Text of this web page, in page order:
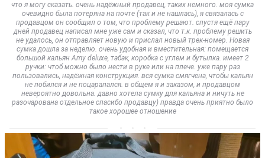
что я могу сказать. очень надёжный продавец, таких немного. моя сумка
очевидно была потеряна на почте (так и не нашлась), я связалась с
продавцом он сообщил о том, что проблему решают. спустя ещё пару
дней продавец написал мне уже сам и сказал, что т.к. проблему решить
не удалось, он отправляет новую и прислал новый трек-номер. Новая
сумка дошла за неделю. очень удобная и вместительная: помещается
большой кальян Amy deluxe, табак, коробка с углем и бутылка. имеет 2
ручки: чтоб можно было нести в руке или на плече. уже пару раз
пользовались, надёжная конструкция. вся сумка смягчена, чтобы кальян
не побился и не поцарапался. в общем я и заказом, и продавцом
невероятно довольна. давно хотела сумку для кальяна и ничуть не
разочарована отдельное спасибо продавцу) правда очень приятно было
такое хорошее отношение